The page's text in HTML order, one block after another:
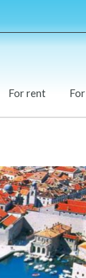
For rent